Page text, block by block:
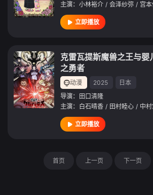
主演： 小林裕介 / 会泽纱弥 / 宫
立即播放
克雷瓦提斯魔兽之王与婴
之勇者
动漫 2025
日本
导演：
田口清隆
主演： 白石晴香 / 田村睦心 / 中
立即播放
首页 上一页 下一页